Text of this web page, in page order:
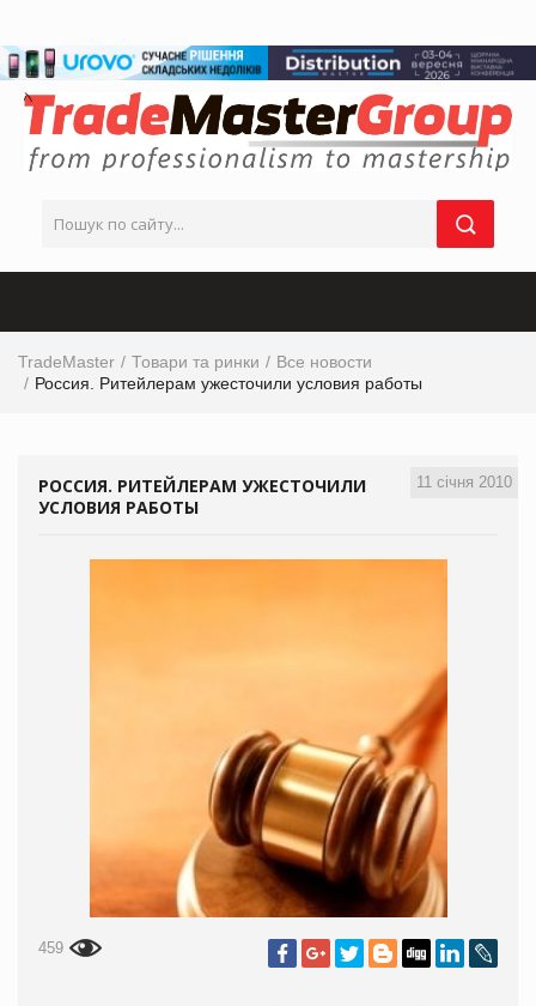
TradeMaster Товари та ринки
Все новости
Россия. Ритейлерам ужесточили условия работы
11 січня 2010
РОССИЯ. РИТЕЙЛЕРАМ УЖЕСТОЧИЛИ
УСЛОВИЯ РАБОТЫ
459